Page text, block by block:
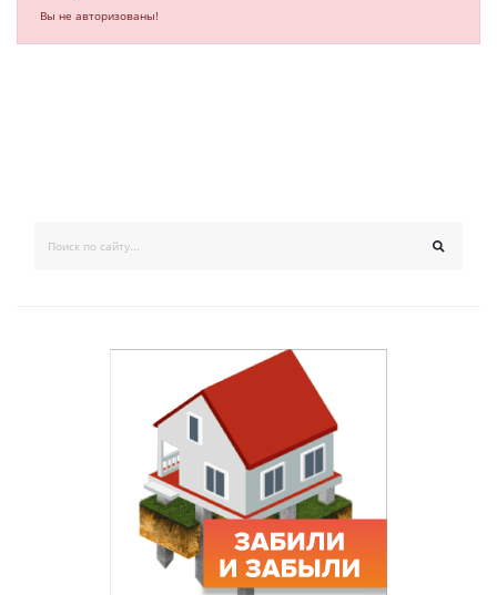
Вы не авторизованы!